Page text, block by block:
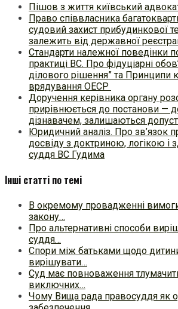
Пішов з життя київський
Право співвласника
судовий захист прибудинкової
залежить від державної
Стандарти належної поведінки
практиці ВC. Про фідуціарні
ділового рішення” та Принципи
врядування ОЕСР
Доручення керівника органу
прирівнюється до постанови —
дізнавачем, залишаються
Юридичний аналіз. Про зв’язок
досвіду з доктриною, логікою і
суддя ВС Гудима
Інші статті по темі
В окремому провадженні
закону…
Про альтернативні способи
суддя…
Спори між батьками щодо
вирішувати…
Суд має повноваження
виключних…
Чому Вища рада правосуддя як